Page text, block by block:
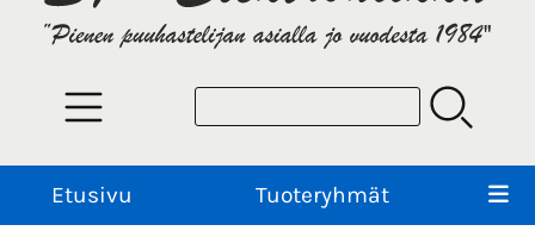
Etusivu Tuoteryhmät